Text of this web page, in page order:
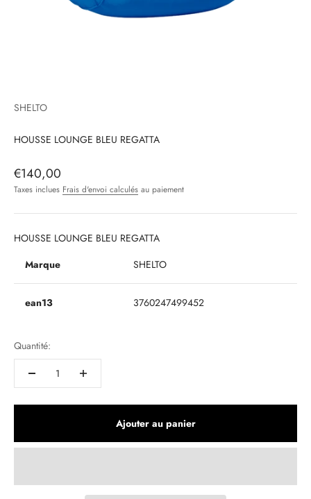
SHELTO
HOUSSE LOUNGE BLEU REGATTA
Prix de vente
€140,00
Taxes inclues Frais d'envoi calculés au paiement
HOUSSE LOUNGE BLEU REGATTA
Marque
SHELTO
ean13 3760247499452
Quantité:
Ajouter au panier